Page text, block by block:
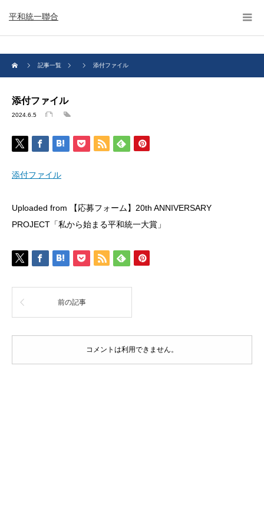
平和統一聯合
記事一覧 添付ファイル
添付ファイル
2024.6.5
添付ファイル
Uploaded from 【応募フォーム】20th ANNIVERSARY
PROJECT「私から始まる平和統一大賞」
前の記事
コメントは利用できません。